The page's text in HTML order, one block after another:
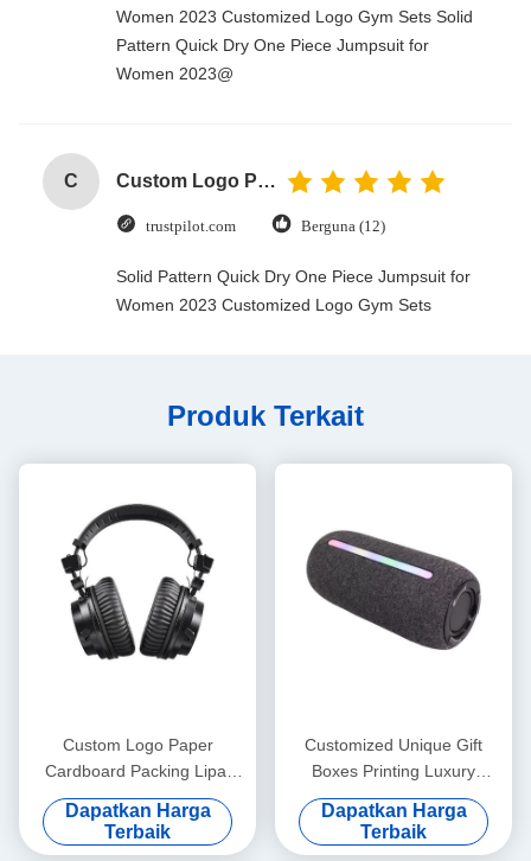
Women 2023 Customized Logo Gym Sets Solid
Pattern Quick Dry One Piece Jumpsuit for
Women 2023@
C Custom Logo Paper Cardboard Packing Folding White / Black / Rose Gold Luxury Magnetic Gift Box with Ribbon Closure
trustpilot.com Berguna (12)
Solid Pattern Quick Dry One Piece Jumpsuit for
Women 2023 Customized Logo Gym Sets
Produk Terkait
Custom Logo Paper
Cardboard Packing Lipat
Putih / Hitam / Rose Gold
Luxury Magnetic Gift Box
dengan Ribbon Closure
Dapatkan Harga
Terbaik
Customized Unique Gift
Boxes Printing Luxury
Cardboard Gift Box
Packaging Perhiasan
Valentine Rose Gift Box
Dapatkan Harga
Terbaik